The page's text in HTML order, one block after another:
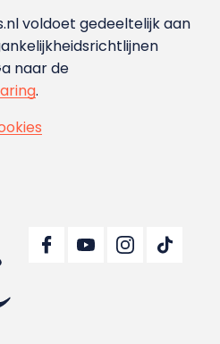
voldoet gedeeltelijk aan
naar de
.